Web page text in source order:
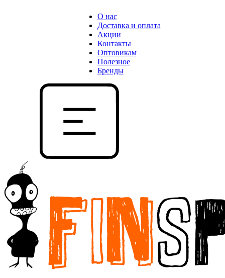
О нас
Доставка и оплата
Акции
Контакты
Оптовикам
Полезное
Бренды